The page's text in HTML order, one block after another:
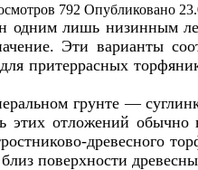
792 Опубликовано
одним лишь низинным
Эти варианты
для притеррасных
грунте —
отложений обычно
древесного
поверхности